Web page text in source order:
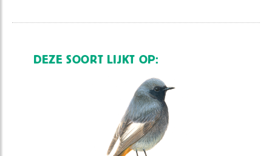
DEZE SOORT LIJKT OP: